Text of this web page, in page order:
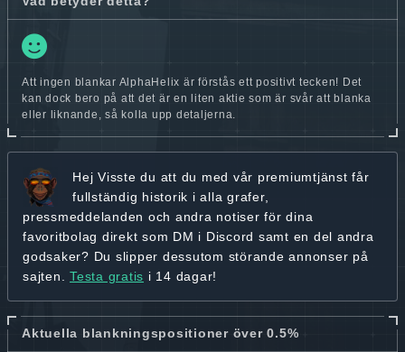
Att ingen blankar AlphaHelix är förstås ett positivt tecken! Det
kan dock bero på att det är en liten aktie som är svår att blanka
eller liknande, så kolla upp detaljerna.
Hej Visste du att du med vår premiumtjänst får
fullständig historik i alla grafer,
pressmeddelanden och andra notiser för dina
favoritbolag direkt som DM i Discord samt en del andra
godsaker? Du slipper dessutom störande annonser på
sajten. Testa gratis i 14 dagar!
Aktuella blankningspositioner över 0.5%